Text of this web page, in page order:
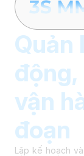
Quản
động,
vận
đoạn
Lập kế hoạch